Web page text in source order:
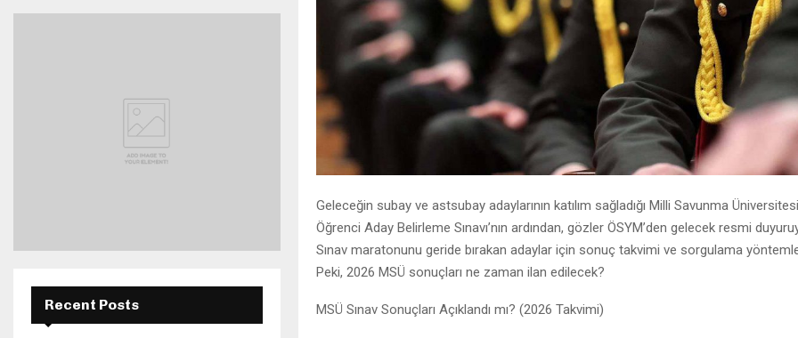
Geleceğin subay ve astsubay adaylarının katılım sağladığı Milli Savunma
Öğrenci Aday Belirleme Sınavı’nın ardından, gözler ÖSYM’den gelecek resmi
Sınav maratonunu geride bırakan adaylar için sonuç takvimi ve sorgulama
Peki, 2026 MSÜ sonuçları ne zaman ilan edilecek?
MSÜ Sınav Sonuçları Açıklandı mı? (2026 Takvimi)
Recent Posts